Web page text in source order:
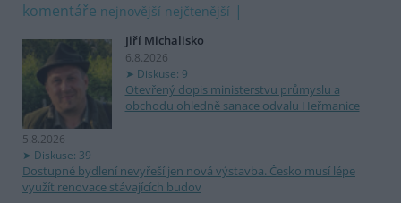
komentáře nejnovější nejčtenější
Jiří Michalisko
6.8.2026
Diskuse: 9
Otevřený dopis ministerstvu průmyslu a
obchodu ohledně sanace odvalu Heřmanice
5.8.2026
Diskuse: 39
Dostupné bydlení nevyřeší jen nová výstavba. Česko musí lépe
využít renovace stávajících budov